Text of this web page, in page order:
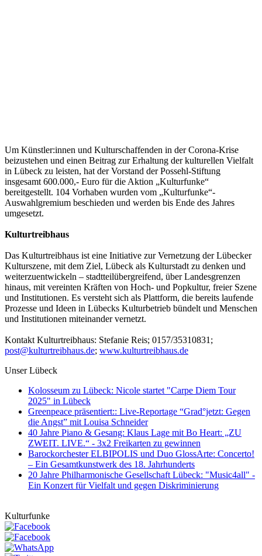
Um Künstler:innen und Kulturschaffenden in der Corona-Krise
beizustehen und einen Beitrag zur Erhaltung der kulturellen Vielfalt
in Lübeck zu leisten, hat der Vorstand der Possehl-Stiftung
insgesamt 600.000,- Euro für die Aktion „Kulturfunke“
bereitgestellt. 104 Vorhaben wurden vom „Kulturfunke“-
Auswahlgremium beschieden und werden bis Ende des Jahres
umgesetzt.
Kulturtreibhaus
Das Kulturtreibhaus ist eine Initiative zur Vernetzung der Lübecker
Kulturszene, mit dem Ziel, Lübeck als Kulturstadt zu denken und
weiterzuentwickeln – stadtteilübergreifend, über Landesgrenzen
hinaus, mit vereinten Kräften von Hoch- und Popkultur, freier Szene
und Institutionen. Es versteht sich als Plattform, die bereits laufende
Prozesse und Ideen in Lübecks Kulturbetrieb bündelt und Menschen
und Institutionen miteinander vernetzt.
Kontakt Kulturtreibhaus: Stefanie Reis; 0157/35310831;
post@kulturtreibhaus.de; www.kulturtreibhaus.de
Unser Lübeck
Kolosseum zu Lübeck: Nicole startet "Carpe Diem Tour
2025" in Lübeck
Greenpeace präsentiert:: Live-Reportage “Grad°jetzt: Gegen
die Angst” mit Louisa Schneider
40 Jahre Piano & Gesang: Klaus Lage mit Bo Heart: „ZU
ZWEIT. LIVE.“ - 3x2 Freikarten zu gewinnen
Barockorchester ELBIPOLIS und Duo GlossArte: Concerto!
– Ein Gesamtkunstwerk des 18. Jahrhunderts
20 Jahre Philharmonische Gesellschaft Lübeck: "Music4all" -
Ein Konzert für Vielfalt und gegen Diskriminierung
Kulturfunke